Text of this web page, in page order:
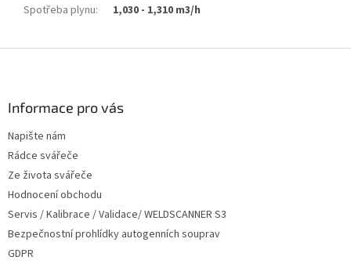
Spotřeba plynu: 1,030 - 1,310 m3/h
Informace pro vás
Napište nám
Rádce svářeče
Ze života svářeče
Hodnocení obchodu
Servis / Kalibrace / Validace/ WELDSCANNER S3
Bezpečnostní prohlídky autogenních souprav
GDPR